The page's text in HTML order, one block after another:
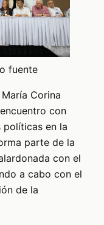
fuente
Corina
con
políticas en la
parte de la
con el
a cabo con el
de la